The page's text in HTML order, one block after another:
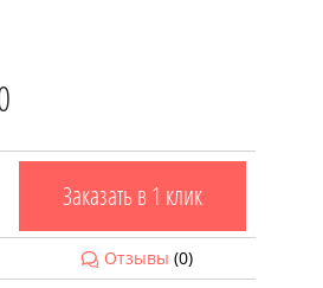
Заказать в 1 клик
Отзывы (0)